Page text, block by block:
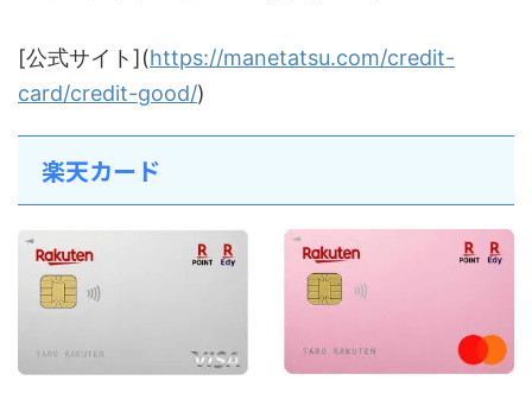
[公式サイト](https://manetatsu.com/credit-
card/credit-good/)
楽天カード